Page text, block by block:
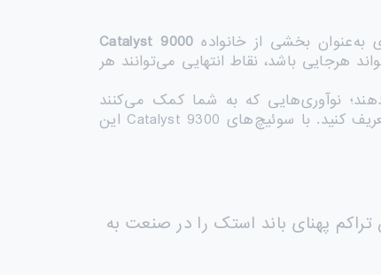
Catalyst 9000
هرجایی باشد، نقاط انتهایی می‌توانند هر
نوآوری‌هایی که به شما کمک می‌کنند
اتصال‌ها را دوباره تصور کنید، امنیت را تقویت کنید و تجربه کاربری را برای نیروی کار، چه کوچک و چه بزرگ، بازتعریف کنید. با سوئیچ‌های Catalyst 9300 این
تراکم پهنای باند استک را در صنعت به